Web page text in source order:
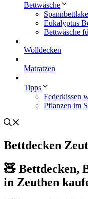
Bettwäsche
Eukalyptus
Bettwäsche
Wolldecken
Matratzen
Tipps
Federkissen
Pflanzen im
Bettdecken
🧸 Bettdecken,
in Zeuthen